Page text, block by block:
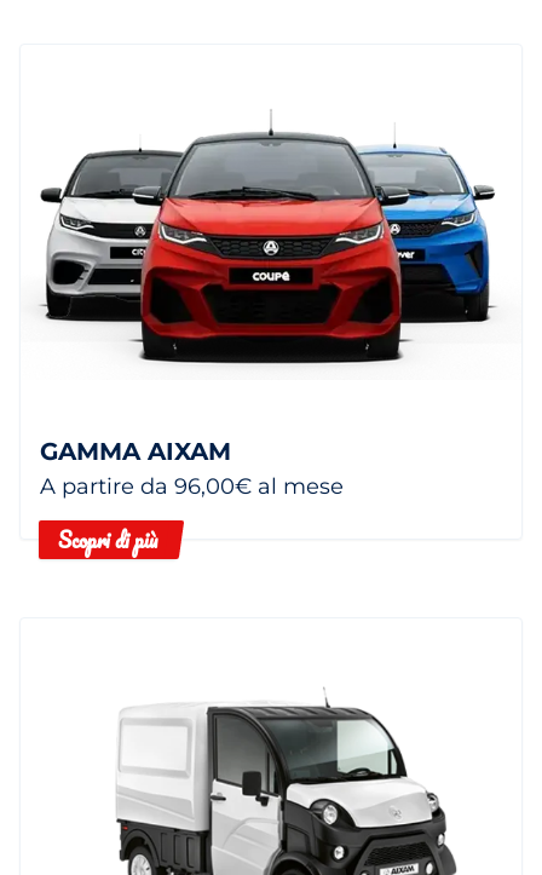
GAMMA AIXAM
A partire da 96,00€ al mese
Scopri di più